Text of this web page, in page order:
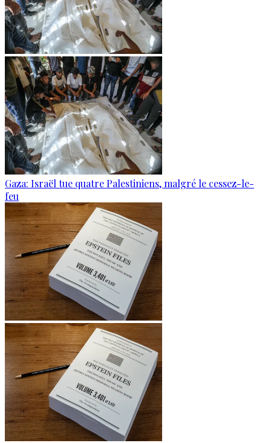
Gaza: Israël tue quatre Palestiniens, malgré le cessez-le-
feu